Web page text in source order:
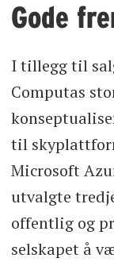
Gode
I tillegg til
Computas
til
Microsoft
utvalgte
offentlig og
selskapet å